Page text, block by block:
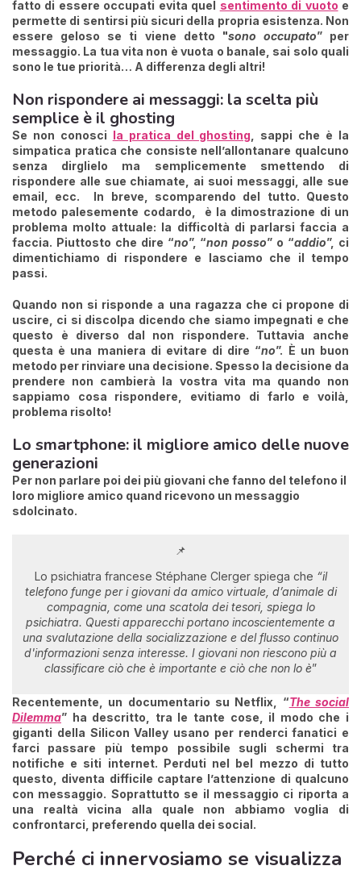
fatto di essere occupati evita quel sentimento di vuoto e
permette di sentirsi più sicuri della propria esistenza. Non
essere geloso se ti viene detto "sono occupato” per
messaggio. La tua vita non è vuota o banale, sai solo quali
sono le tue priorità… A differenza degli altri!
Non rispondere ai messaggi: la scelta più
semplice è il ghosting
Se non conosci la pratica del ghosting , sappi che è la
simpatica pratica che consiste nell’allontanare qualcuno
senza dirglielo ma semplicemente smettendo di
rispondere alle sue chiamate, ai suoi messaggi, alle sue
email, ecc. In breve, scomparendo del tutto. Questo
metodo palesemente codardo, è la dimostrazione di un
problema molto attuale: la difficoltà di parlarsi faccia a
faccia. Piuttosto che dire “no”, “non posso” o “addio”, ci
dimentichiamo di rispondere e lasciamo che il tempo
passi.
Quando non si risponde a una ragazza che ci propone di
uscire, ci si discolpa dicendo che siamo impegnati e che
questo è diverso dal non rispondere. Tuttavia anche
questa è una maniera di evitare di dire “no”. È un buon
metodo per rinviare una decisione. Spesso la decisione da
prendere non cambierà la vostra vita ma quando non
sappiamo cosa rispondere, evitiamo di farlo e voilà,
problema risolto!
Lo smartphone: il migliore amico delle nuove
generazioni
Per non parlare poi dei più giovani che fanno del telefono il
loro migliore amico quand ricevono un messaggio
sdolcinato.
📌
Lo psichiatra francese Stéphane Clerger spiega che “il
telefono funge per i giovani da amico virtuale, d’animale di
compagnia, come una scatola dei tesori, spiega lo
psichiatra. Questi apparecchi portano incoscientemente a
una svalutazione della socializzazione e del flusso continuo
d'informazioni senza interesse. I giovani non riescono più a
classificare ciò che è importante e ciò che non lo è”
Recentemente, un documentario su Netflix, “The social
Dilemma” ha descritto, tra le tante cose, il modo che i
giganti della Silicon Valley usano per renderci fanatici e
farci passare più tempo possibile sugli schermi tra
notifiche e siti internet. Perduti nel bel mezzo di tutto
questo, diventa difficile captare l’attenzione di qualcuno
con messaggio. Soprattutto se il messaggio ci riporta a
una realtà vicina alla quale non abbiamo voglia di
confrontarci, preferendo quella dei social.
Perché ci innervosiamo se visualizza